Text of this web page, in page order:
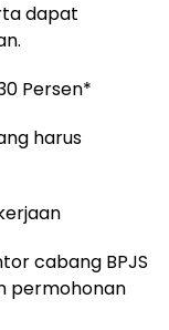
dapat
Persen*
harus
cabang BPJS
permohonan